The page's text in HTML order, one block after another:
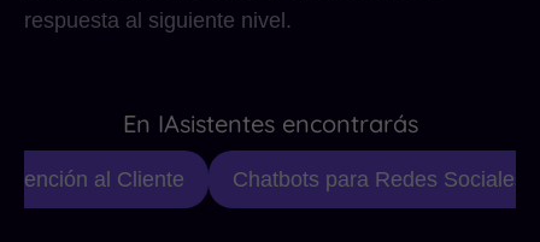
respuesta al siguiente nivel.
En IAsistentes encontrarás
al Cliente Chatbots para Redes Sociales